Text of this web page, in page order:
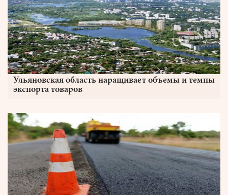
Ульяновская область наращивает объемы и темпы
экспорта товаров